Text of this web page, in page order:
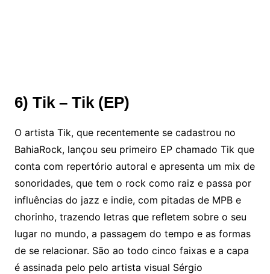
6) Tik – Tik (EP)
O artista Tik, que recentemente se cadastrou no
BahiaRock, lançou seu primeiro EP chamado Tik que
conta com repertório autoral e apresenta um mix de
sonoridades, que tem o rock como raiz e passa por
influências do jazz e indie, com pitadas de MPB e
chorinho, trazendo letras que refletem sobre o seu
lugar no mundo, a passagem do tempo e as formas
de se relacionar. São ao todo cinco faixas e a capa
é assinada pelo pelo artista visual Sérgio